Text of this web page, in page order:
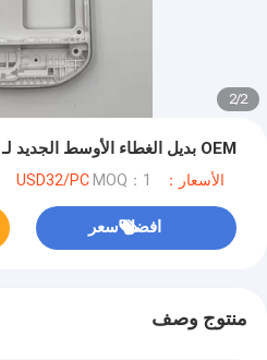
2
/
2
OEM بديل الغطاء الأوسط الجديد لـ Zebra TC52 TC57
الأسعار：USD32/PC MOQ：1
افضل سعر
منتوج وصف